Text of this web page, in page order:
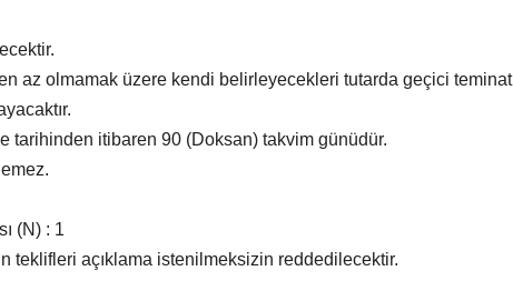
az olmamak üzere kendi belirleyecekleri tutarda geçici
tarihinden itibaren 90 (Doksan) takvim günüdür.
(N) : 1
teklifleri açıklama istenilmeksizin reddedilecektir.